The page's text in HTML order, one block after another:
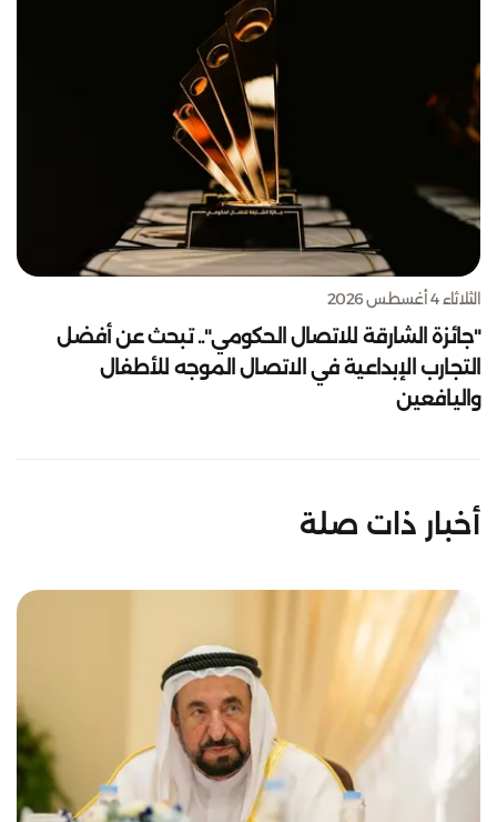
الثلاثاء 4 أغسطس 2026
"جائزة الشارقة للاتصال الحكومي".. تبحث عن أفضل
التجارب الإبداعية في الاتصال الموجه للأطفال
واليافعين
أخبار ذات صلة